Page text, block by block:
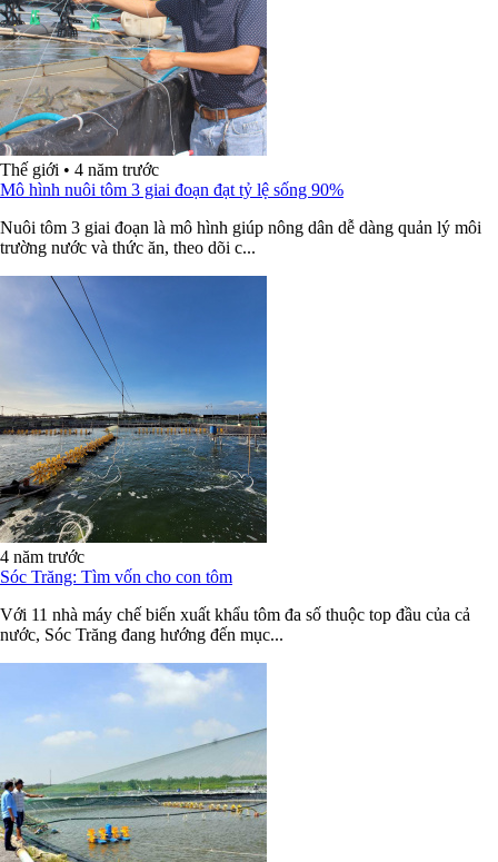
Thế giới • 4 năm trước
Mô hình nuôi tôm 3 giai đoạn đạt tỷ lệ sống 90%
Nuôi tôm 3 giai đoạn là mô hình giúp nông dân dễ dàng quản lý môi
trường nước và thức ăn, theo dõi c...
4 năm trước
Sóc Trăng: Tìm vốn cho con tôm
Với 11 nhà máy chế biến xuất khẩu tôm đa số thuộc top đầu của cả
nước, Sóc Trăng đang hướng đến mục...